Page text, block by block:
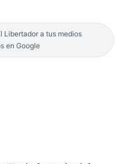
Libertador a tus medios
en Google